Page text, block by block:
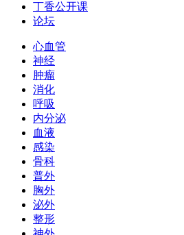
丁香公开课
论坛
心血管
神经
肿瘤
消化
呼吸
内分泌
血液
感染
骨科
普外
胸外
泌外
整形